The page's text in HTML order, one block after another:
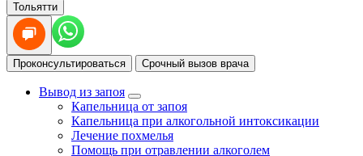
Тольятти
Проконсультироваться Срочный вызов врача
Вывод из запоя
Капельница от запоя
Капельница при алкогольной интоксикации
Лечение похмелья
Помощь при отравлении алкоголем